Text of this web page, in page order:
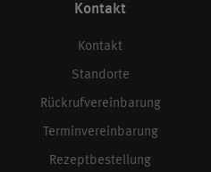
Kontakt
Kontakt
Standorte
Rückrufvereinbarung
Terminvereinbarung
Rezeptbestellung